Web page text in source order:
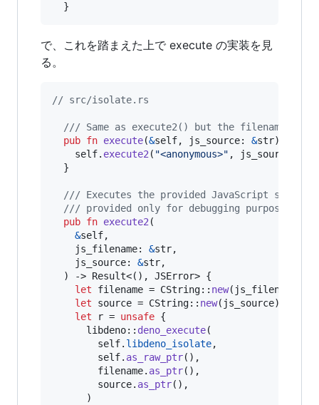
}
で、これを踏まえた上で execute の実装を見
る。
// src/isolate.rs
/// Same as execute2() but the filename
pub fn execute(&self, js_source: &str)
self. execute2 ( "<anonymous>" , js_source
}
/// Executes the provided JavaScript source
/// provided only for debugging purposes.
pub fn execute2 (
&self,
js_filename: &str,
js_source: &str,
)
-> Result<( ) , JSError> {
let filename = CString:: new( js_filename
let source = CString:: new( js_source)
let r = unsafe {
      libdeno
:: deno_execute(
self. libdeno_isolate,
self. as_raw_ptr( ) ,
        filename
. as_ptr( ) ,
        source
. as_ptr( ) ,
)